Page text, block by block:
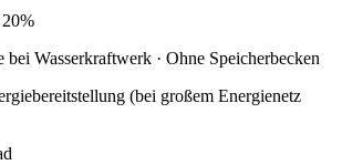
Wasserkraftwerk · Ohne Speicherbecken
(bei großem Energienetz